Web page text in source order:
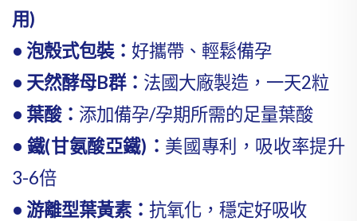
用)
• 泡殼式包裝： 好攜帶、輕鬆備孕
• 天然酵母B群： 法國大廠製造，一天2粒
• 葉酸： 添加備孕/孕期所需的足量葉酸
• 鐵(甘氨酸亞鐵)： 美國專利，吸收率提升
3-6倍
• 游離型葉黃素： 抗氧化，穩定好吸收